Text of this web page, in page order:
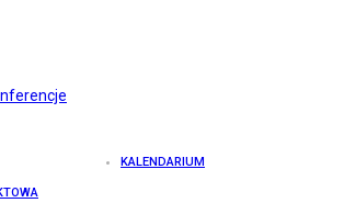
KALENDARIUM